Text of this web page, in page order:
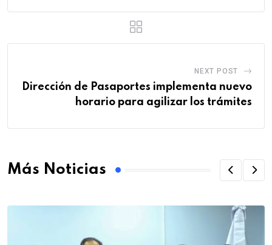
NEXT POST
Dirección de Pasaportes implementa nuevo
horario para agilizar los trámites
Más Noticias